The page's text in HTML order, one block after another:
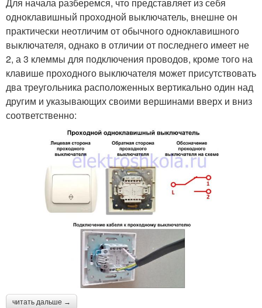
Для начала разберемся, что представляет из себя
одноклавишный проходной выключатель, внешне он
практически неотличим от обычного одноклавишного
выключателя, однако в отличии от последнего имеет не
2, а 3 клеммы для подключения проводов, кроме того на
клавише проходного выключателя может присутствовать
два треугольника расположенных вертикально один над
другим и указывающих своими вершинами вверх и вниз
соответственно:
читать дальше →